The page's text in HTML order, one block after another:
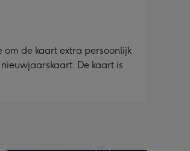
de kaart extra persoonlijk
De kaart is